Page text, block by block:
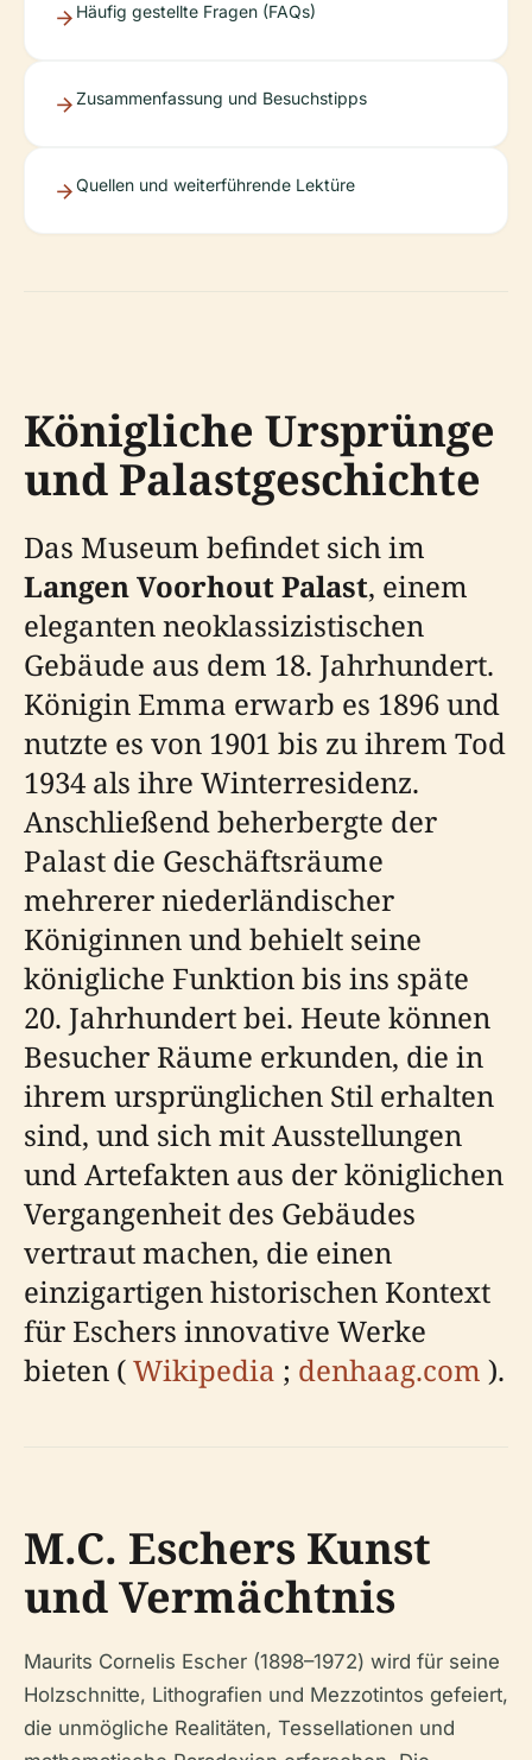
Häufig gestellte Fragen (FAQs)
Zusammenfassung und Besuchstipps
Quellen und weiterführende Lektüre
Königliche Ursprünge
und Palastgeschichte
Das Museum befindet sich im
Langen Voorhout Palast, einem
eleganten neoklassizistischen
Gebäude aus dem 18. Jahrhundert.
Königin Emma erwarb es 1896 und
nutzte es von 1901 bis zu ihrem Tod
1934 als ihre Winterresidenz.
Anschließend beherbergte der
Palast die Geschäftsräume
mehrerer niederländischer
Königinnen und behielt seine
königliche Funktion bis ins späte
20. Jahrhundert bei. Heute können
Besucher Räume erkunden, die in
ihrem ursprünglichen Stil erhalten
sind, und sich mit Ausstellungen
und Artefakten aus der königlichen
Vergangenheit des Gebäudes
vertraut machen, die einen
einzigartigen historischen Kontext
für Eschers innovative Werke
bieten (Wikipedia ; denhaag.com ).
M.C. Eschers Kunst
und Vermächtnis
Maurits Cornelis Escher (1898–1972) wird für seine
Holzschnitte, Lithografien und Mezzotintos gefeiert,
die unmögliche Realitäten, Tessellationen und